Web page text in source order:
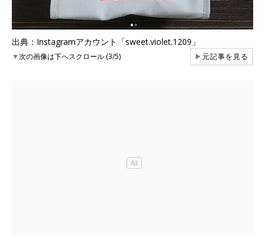
出典：Instagramアカウント「sweet.violet.1209」
▼次の画像は下へスクロール (3/5) ▶元記事を見る